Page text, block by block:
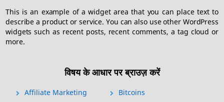
This is an example of a widget area that you can place text to
describe a product or service. You can also use other WordPress
widgets such as recent posts, recent comments, a tag cloud or
more.
विषय के आधार पर ब्राउज़ करें
Affiliate Marketing Bitcoins